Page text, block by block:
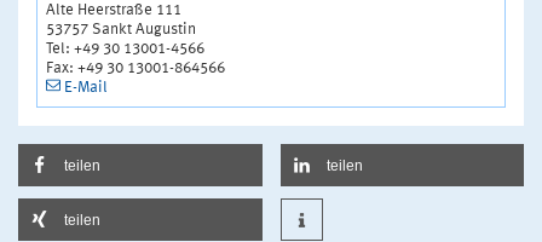
Alte Heerstraße 111
53757 Sankt Augustin
Tel: +49 30 13001-4566
Fax: +49 30 13001-864566
E-Mail
teilen teilen
teilen